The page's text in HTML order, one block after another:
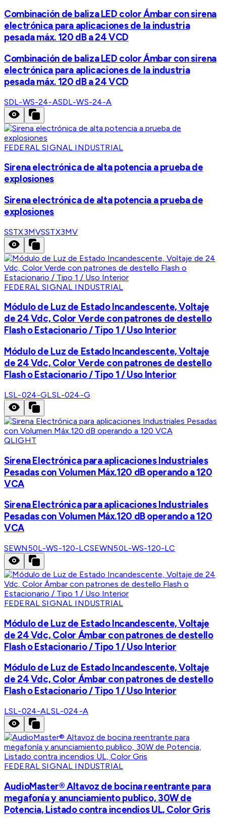
Combinación de baliza LED color Ámbar con sirena
electrónica para aplicaciones de la industria
pesada máx. 120 dB a 24 VCD
Combinación de baliza LED color Ámbar con sirena
electrónica para aplicaciones de la industria
pesada máx. 120 dB a 24 VCD
SDL-WS-24-ASDL-WS-24-A
FEDERAL SIGNAL INDUSTRIAL
Sirena electrónica de alta potencia a prueba de
explosiones
Sirena electrónica de alta potencia a prueba de
explosiones
SSTX3MVSSTX3MV
FEDERAL SIGNAL INDUSTRIAL
Módulo de Luz de Estado Incandescente, Voltaje
de 24 Vdc, Color Verde con patrones de destello
Flash o Estacionario / Tipo 1 / Uso Interior
Módulo de Luz de Estado Incandescente, Voltaje
de 24 Vdc, Color Verde con patrones de destello
Flash o Estacionario / Tipo 1 / Uso Interior
LSL-024-GLSL-024-G
QLIGHT
Sirena Electrónica para aplicaciones Industriales
Pesadas con Volumen Máx.120 dB operando a 120
VCA
Sirena Electrónica para aplicaciones Industriales
Pesadas con Volumen Máx.120 dB operando a 120
VCA
SEWN50L-WS-120-LCSEWN50L-WS-120-LC
FEDERAL SIGNAL INDUSTRIAL
Módulo de Luz de Estado Incandescente, Voltaje
de 24 Vdc, Color Ámbar con patrones de destello
Flash o Estacionario / Tipo 1 / Uso Interior
Módulo de Luz de Estado Incandescente, Voltaje
de 24 Vdc, Color Ámbar con patrones de destello
Flash o Estacionario / Tipo 1 / Uso Interior
LSL-024-ALSL-024-A
FEDERAL SIGNAL INDUSTRIAL
AudioMaster® Altavoz de bocina reentrante para
megafonía y anunciamiento publico, 30W de
Potencia, Listado contra incendios UL, Color Gris